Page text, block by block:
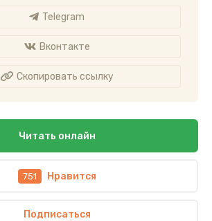
Telegram
Вконтакте
Скопировать ссылку
Читать онлайн
751 Нравится
Подписаться